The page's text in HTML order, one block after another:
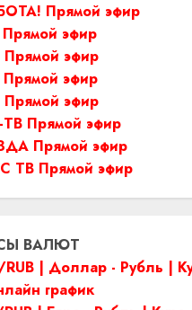
Прямой эфир
эфир
эфир
эфир
Прямой эфир
Прямой эфир
Прямой эфир
ТВ Прямой эфир
ВАЛЮТ
RUB | Доллар - Рубль |
график